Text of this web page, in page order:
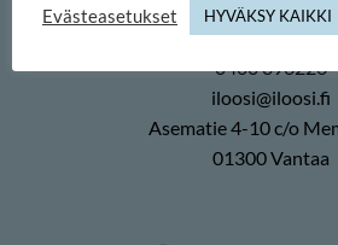
Duuilo Oy
0400 896226
iloosi@iloosi.fi
Asematie 4-10 c/o
01300 Vantaa
Evästeasetukset HYVÄKSY KAIKKI